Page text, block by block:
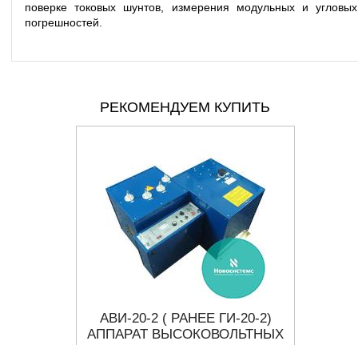
поверке токовых шунтов, измерения модульных и угловых
погрешностей.
РЕКОМЕНДУЕМ КУПИТЬ
АВИ-20-2 ( РАНЕЕ ГИ-20-2)
АППАРАТ ВЫСОКОВОЛЬТНЫХ